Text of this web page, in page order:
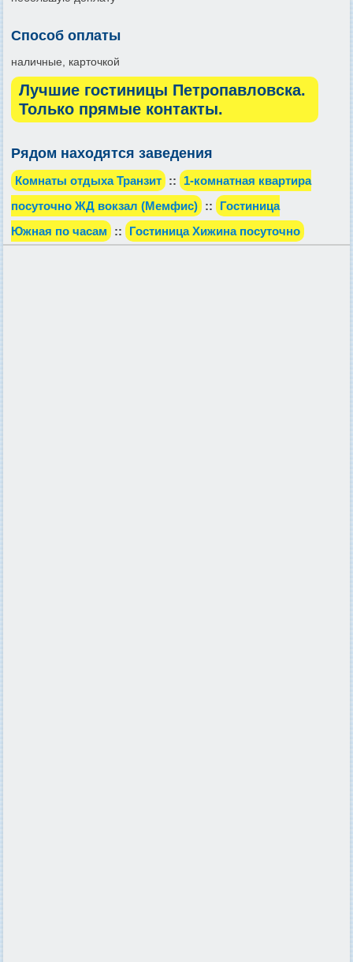
Способ оплаты
наличные, карточкой
Лучшие гостиницы Петропавловска.
Только прямые контакты.
Рядом находятся заведения
Комнаты отдыха Транзит ::
1-комнатная квартира
посуточно ЖД вокзал (Мемфис) ::
Гостиница
Южная по часам
:: Гостиница Хижина посуточно